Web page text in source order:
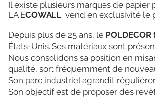
Il existe plusieurs marques de papier
LA ECOWALL vend en exclusivité le
Depuis plus de 25 ans, le POLDECOR
États-Unis. Ses matériaux sont
Nous consolidons sa position en
qualité, sort fréquemment de
Son parc industriel agrandit
Son objectif est de proposer des